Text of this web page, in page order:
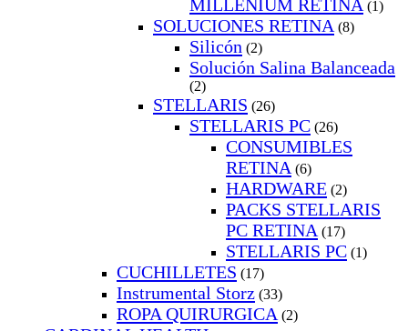
MILLENIUM RETINA (1)
SOLUCIONES RETINA (8)
Silicón (2)
Solución Salina Balanceada
(2)
STELLARIS (26)
STELLARIS PC (26)
CONSUMIBLES
RETINA (6)
HARDWARE (2)
PACKS STELLARIS
PC RETINA (17)
STELLARIS PC (1)
CUCHILLETES (17)
Instrumental Storz (33)
ROPA QUIRURGICA (2)